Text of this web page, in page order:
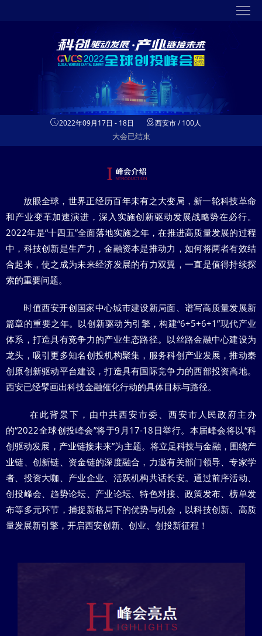
2022年09月17日 - 18日 西安市 / 100人
大会已结束
放眼全球，世界正经历百年未有之大变局，新一轮科技革命
和产业变革加速演进，深入实施创新驱动发展战略势在必行。
2022年是“十四五”全面落地实施之年，在推进高质量发展的过程
中，科技创新是生产力，金融资本是推动力，如何将两者有效结
合起来，使之成为未来经济发展的有力双翼，一直是值得持续探
索的重要问题。
时值西安开创国家中心城市建设新局面、谱写高质量发展新
篇章的重要之年。以创新驱动为引擎，构建“6+5+6+1”现代产业
体系，打造具有竞争力的产业生态路径。以丝路金融中心建设为
龙头，吸引更多知名创投机构聚集，服务科创产业发展，推动秦
创原创新驱动平台建设，打造具有国际竞争力的西部投资高地。
西安已经擘画出科技金融催化行动的具体目标与路径。
在此背景下，由中共西安市委、西安市人民政府主办
的“2022全球创投峰会”将于9月17-18日举行。本届峰会将以“科
创驱动发展，产业链接未来”为主题。将立足科技与金融，围绕产
业链、创新链、资金链的深度融合，力邀有关部门领导、专家学
者、投资大咖、产业企业、活跃机构共话长安。通过前序活动、
创投峰会、趋势论坛、产业论坛、特色对接、政策发布、榜单发
布等多元环节，捕捉新格局下的优势与机会，以科技创新、高质
量发展新引擎，开启西安创新、创业、创投新征程！